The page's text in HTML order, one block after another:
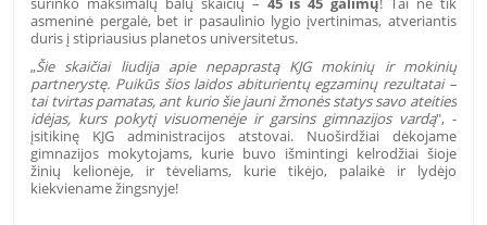
asmeninė pergalė, bet ir pasaulinio lygio įvertinimas, atveriantis
duris į stipriausius planetos universitetus.
„Šie skaičiai liudija apie nepaprastą KJG mokinių ir mokinių
partnerystę. Puikūs šios laidos abiturientų egzaminų rezultatai –
tai tvirtas pamatas, ant kurio šie jauni žmonės statys savo ateities
idėjas, kurs pokytį visuomenėje ir garsins gimnazijos vardą", -
įsitikinę KJG administracijos atstovai.Nuoširdžiai dėkojame
gimnazijos mokytojams, kurie buvo išmintingi kelrodžiai šioje
žinių kelionėje, ir tėveliams, kurie tikėjo, palaikė ir lydėjo
kiekviename žingsnyje!